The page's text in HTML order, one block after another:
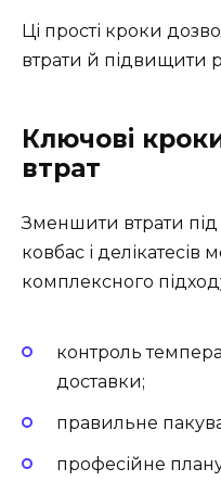
Ці прості кроки
втрати й підвищити
Ключові
втрат
Зменшити втрати під
ковбас і
комплексного
контроль
доставки;
правильне
професійне